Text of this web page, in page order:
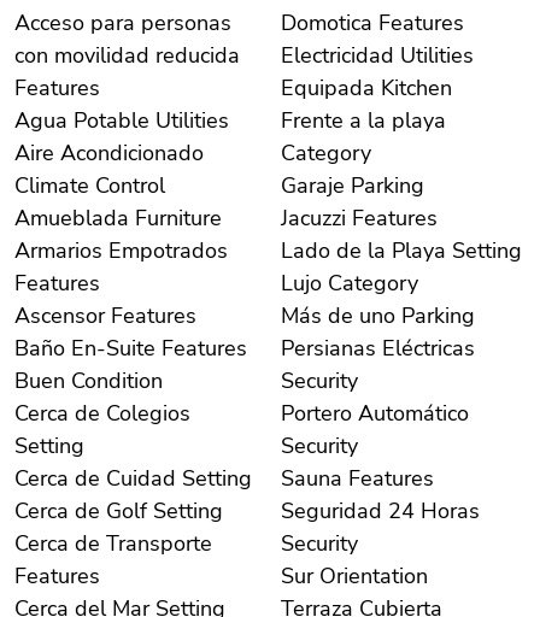
Acceso para personas
con movilidad reducida
Features
Agua Potable Utilities
Aire Acondicionado
Climate Control
Amueblada Furniture
Armarios Empotrados
Features
Ascensor Features
Baño En-Suite Features
Buen Condition
Cerca de Colegios
Setting
Cerca de Cuidad Setting
Cerca de Golf Setting
Cerca de Transporte
Features
Cerca del Mar Setting
Domotica Features
Electricidad Utilities
Equipada Kitchen
Frente a la playa
Category
Garaje Parking
Jacuzzi Features
Lado de la Playa Setting
Lujo Category
Más de uno Parking
Persianas Eléctricas
Security
Portero Automático
Security
Sauna Features
Seguridad 24 Horas
Security
Sur Orientation
Terraza Cubierta